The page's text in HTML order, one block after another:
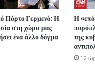
Πόρτο Γερμενό: Η
στη χώρα μας
ένα άλλο δόγμα
Η
της
12